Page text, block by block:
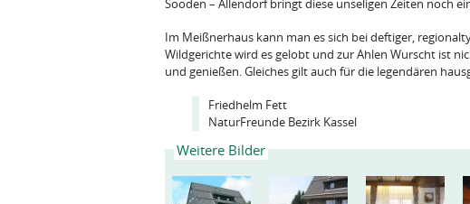
Sooden – Allendorf bringt diese unseligen Zeiten noch
Im Meißnerhaus kann man es sich bei deftiger,
Wildgerichte wird es gelobt und zur Ahlen Wurscht ist
und genießen. Gleiches gilt auch für die legendären
Friedhelm Fett
NaturFreunde Bezirk Kassel
Weitere Bilder